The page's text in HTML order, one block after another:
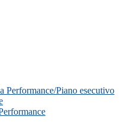
Performance/Piano esecutivo